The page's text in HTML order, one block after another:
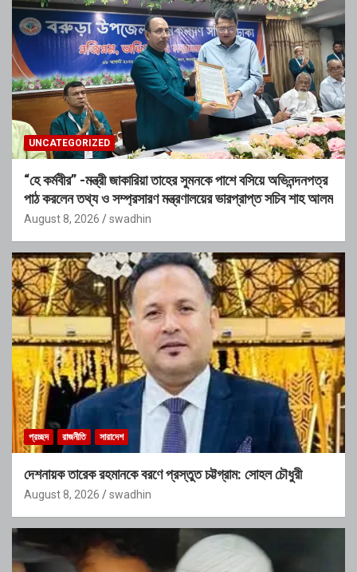
UNCATEGORIZED
“হে কর্মবীর” -মন্ত্রী জাকারিয়া তাহের সুমনকে পাশে বসিয়ে অভিনন্দনপত্র
পাঠ করলেন তথ্য ও সম্প্রসারণ মন্ত্রণালয়ের ভারপ্রাপ্ত সচিব শাহ আলম
August 8, 2026 swadhin
প্রচ্ছদ রাজনীতি সারাদেশ
দেশনায়ক তারেক রহমানকে বরণে প্রস্তুত চট্টগ্রাম: সোহল চৌধুরী
August 8, 2026 swadhin